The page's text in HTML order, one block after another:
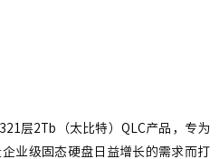
层2Tb（太比特）QLC产品，专为
业级固态硬盘日益增长的需求而打